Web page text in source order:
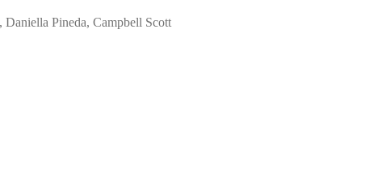
Pineda, Campbell Scott